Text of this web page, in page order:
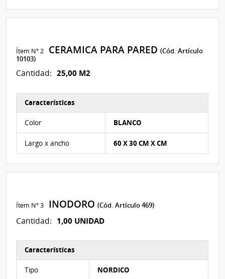
Ítem Nº 2 CERAMICA PARA PARED(Cód. Artículo
10103)
Cantidad: 25,00 M2
Características
Color BLANCO
Largo x ancho 60 X 30 CM X CM
Ítem Nº 3 INODORO(Cód. Artículo 469)
Cantidad: 1,00 UNIDAD
Características
Tipo NORDICO